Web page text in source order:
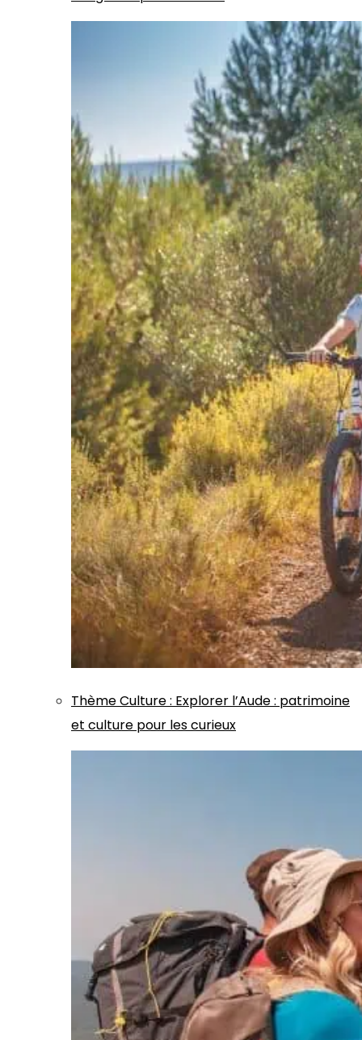
ThèmeCulture: Explorer l’Aude : patrimoine
et culture pour les curieux